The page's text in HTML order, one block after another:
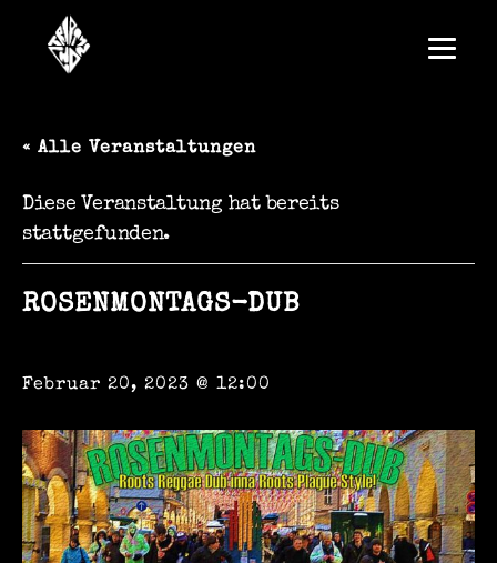
« Alle Veranstaltungen
Diese Veranstaltung hat bereits
stattgefunden.
ROSENMONTAGS-DUB
Februar 20, 2023 @ 12:00